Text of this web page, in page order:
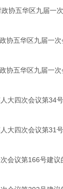
协五华区九届一
协五华区九届一次
协五华区九届一次
大四次会议第34
大四次会议第31
会议第166号建议